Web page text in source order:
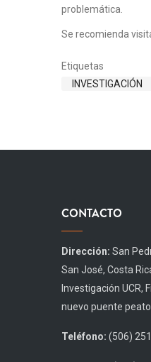
problemática.
Se recomienda
Etiquetas
INVESTIGACIÓN
CONTACTO
Dirección: San
San José, Costa
Investigación UCR,
nuevo puente
Teléfono: (506)